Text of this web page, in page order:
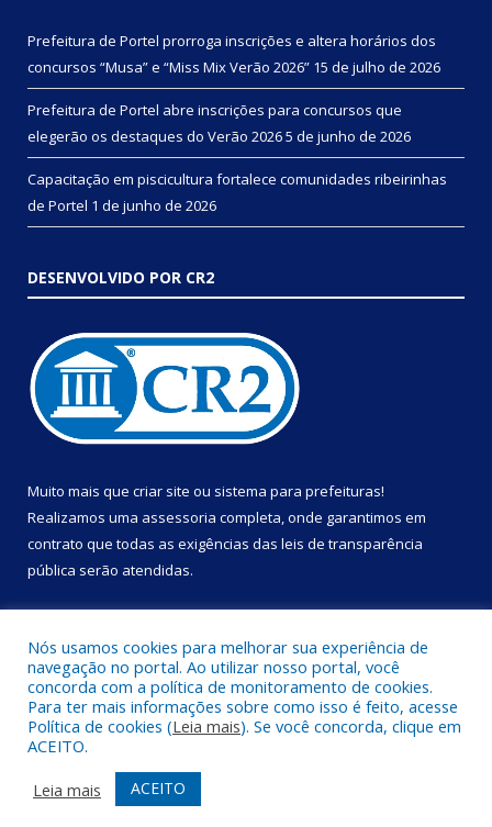
Prefeitura de Portel prorroga inscrições e altera horários dos
concursos “Musa” e “Miss Mix Verão 2026” 15 de julho de 2026
Prefeitura de Portel abre inscrições para concursos que
elegerão os destaques do Verão 20265 de junho de 2026
Capacitação em piscicultura fortalece comunidades ribeirinhas
de Portel 1 de junho de 2026
DESENVOLVIDO POR CR2
Muito mais que criar site ou sistema para prefeituras!
Realizamos uma assessoria completa, onde garantimos em
contrato que todas as exigências das leis de transparência
pública serão atendidas.
Todos os direitos reservados a Prefeitura Municipal de Portel.
Mapa do Site
Acessar Área Administrativa
Acessar Webmail
Nós usamos cookies para melhorar sua experiência de
navegação no portal. Ao utilizar nosso portal, você
concorda com a política de monitoramento de cookies.
Para ter mais informações sobre como isso é feito, acesse
Política de cookies (Leia mais). Se você concorda, clique em
ACEITO.
Leia mais
ACEITO